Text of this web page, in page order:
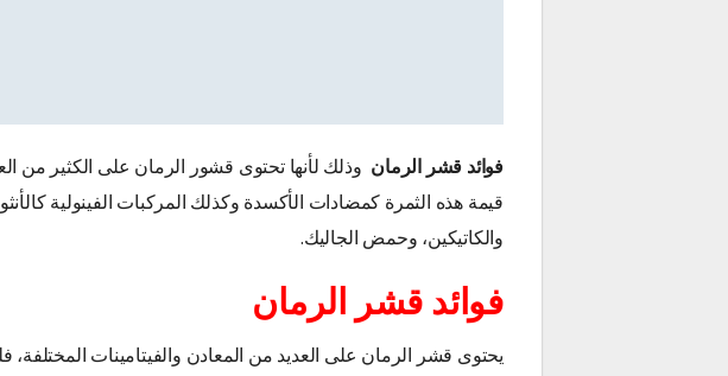
فوائد قشر الرمان وذلك لأنها تحتوى قشور الرمان على الكثير من
قيمة هذه الثمرة كمضادات الأكسدة وكذلك المركبات الفينولية
والكاتيكين، وحمض الجاليك.
فوائد قشر الرمان
يحتوى قشر الرمان على العديد من المعادن والفيتامينات المختلفة،